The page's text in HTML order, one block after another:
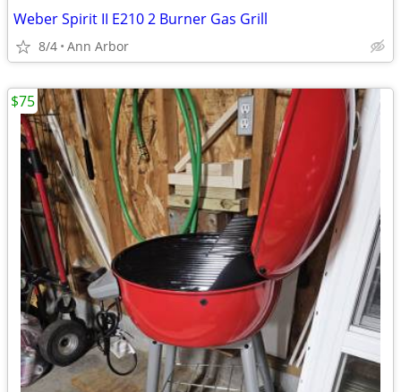
Weber Spirit II E210 2 Burner Gas Grill
8/4 Ann Arbor
$75